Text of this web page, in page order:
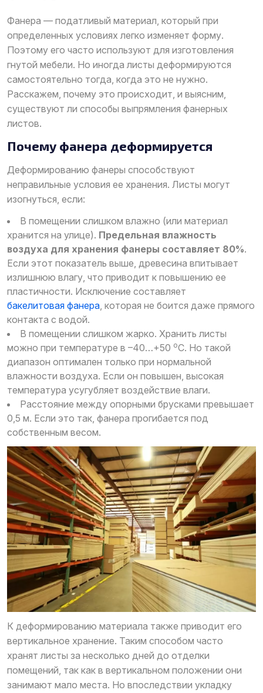
Фанера — податливый материал, который при
определенных условиях легко изменяет форму.
Поэтому его часто используют для изготовления
гнутой мебели. Но иногда листы деформируются
самостоятельно тогда, когда это не нужно.
Расскажем, почему это происходит, и выясним,
существуют ли способы выпрямления фанерных
листов.
Почему фанера деформируется
Деформированию фанеры способствуют
неправильные условия ее хранения. Листы могут
изогнуться, если:
В помещении слишком влажно (или материал
хранится на улице). Предельная влажность
воздуха для хранения фанеры составляет 80%.
Если этот показатель выше, древесина впитывает
излишнюю влагу, что приводит к повышению ее
пластичности. Исключение составляет
бакелитовая фанера , которая не боится даже прямого
контакта с водой.
В помещении слишком жарко. Хранить листы
можно при температуре в –40…+50 оС. Но такой
диапазон оптимален только при нормальной
влажности воздуха. Если он повышен, высокая
температура усугубляет воздействие влаги.
Расстояние между опорными брусками превышает
0,5 м. Если это так, фанера прогибается под
собственным весом.
К деформированию материала также приводит его
вертикальное хранение. Таким способом часто
хранят листы за несколько дней до отделки
помещений, так как в вертикальном положении они
занимают мало места. Но впоследствии укладку